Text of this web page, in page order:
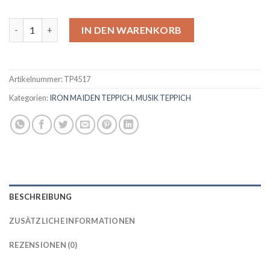
IN DEN WARENKORB
Artikelnummer:TP4517
Kategorien:IRON MAIDEN TEPPICH,MUSIK TEPPICH
BESCHREIBUNG
ZUSÄTZLICHE INFORMATIONEN
REZENSIONEN (0)